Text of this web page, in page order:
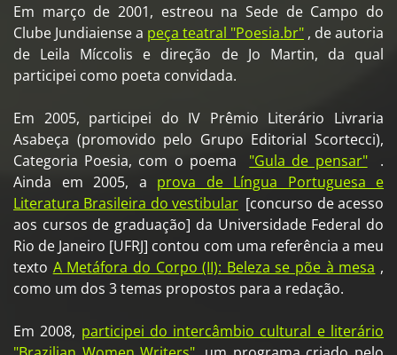
Em março de 2001, estreou na Sede de Campo do
Clube Jundiaiense a peça teatral "Poesia.br" , de autoria
de Leila Míccolis e direção de Jo Martin, da qual
participei como poeta convidada.
Em 2005, participei do IV Prêmio Literário Livraria
Asabeça (promovido pelo Grupo Editorial Scortecci),
Categoria Poesia, com o poema "Gula de pensar".
Ainda em 2005, a prova de Língua Portuguesa e
Literatura Brasileira do vestibular[concurso de acesso
aos cursos de graduação] da Universidade Federal do
Rio de Janeiro [UFRJ] contou com uma referência a meu
texto A Metáfora do Corpo (II): Beleza se põe à mesa ,
como um dos 3 temas propostos para a redação.
Em 2008, participei do intercâmbio cultural e literário